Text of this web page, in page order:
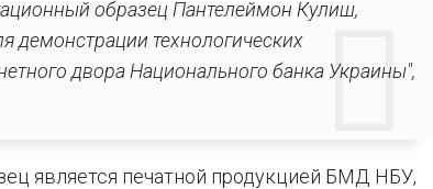
образец Пантелеймон Кулиш,
демонстрации технологических
двора Национального банка Украины",
является печатной продукцией БМД НБУ,